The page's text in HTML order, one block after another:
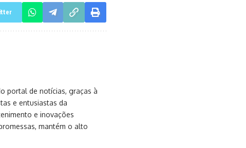
portal de notícias, graças à
e entusiastas da
e inovações
mantém o alto